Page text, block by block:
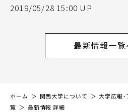
2019/05/28 15:00 UP
最新情報一覧
ホーム 関西大学について 大学広報
覧
最新情報 詳細